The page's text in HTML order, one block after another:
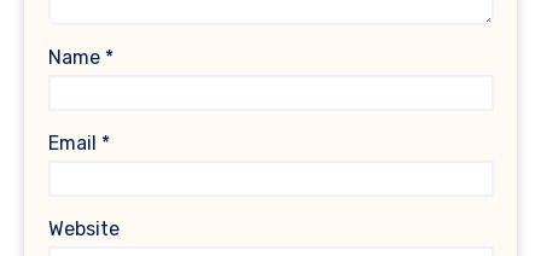
Name *
Email *
Website